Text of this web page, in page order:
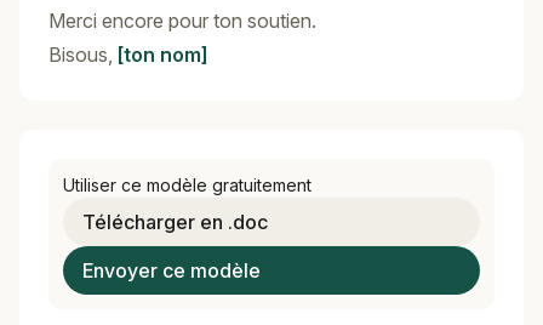
Merci encore pour ton soutien.
Bisous, [ton nom]
Utiliser ce modèle gratuitement
Télécharger en .doc
Envoyer ce modèle